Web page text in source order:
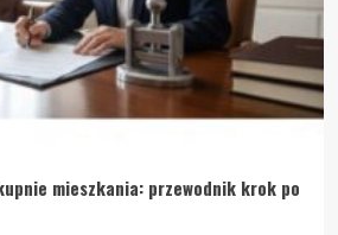
mieszkania: przewodnik krok po